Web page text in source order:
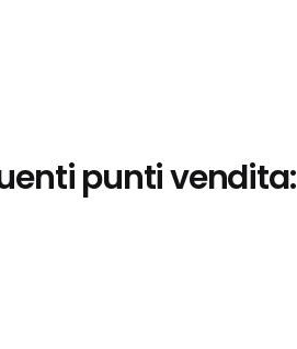
punti vendita: